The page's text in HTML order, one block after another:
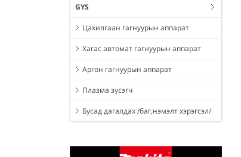
GYS
Цахилгаан гагнуурын аппарат
Хагас автомат гагнуурын аппарат
Аргон гагнуурын аппарат
Плазма зүсэгч
Бусад дагалдах /баг,нэмэлт хэрэгсэл/